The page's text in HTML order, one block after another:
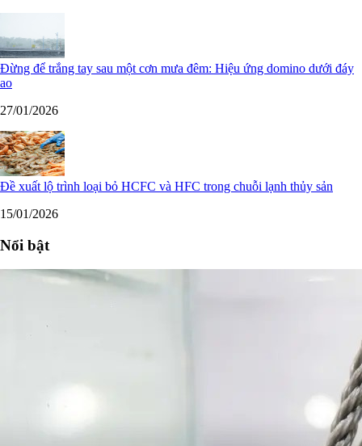
Đừng để trắng tay sau một cơn mưa đêm: Hiệu ứng domino dưới đáy
ao
27/01/2026
Đề xuất lộ trình loại bỏ HCFC và HFC trong chuỗi lạnh thủy sản
15/01/2026
Nổi bật